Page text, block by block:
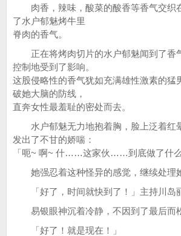
肉香，辣味，酸菜的酸香等香气交织
了水户郁魅烤牛里
脊肉的香气。
正在将烤肉切片的水户郁魅闻到了香
控制地受到了影响。
这股侵略性的香气犹如充满雄性激素的猛
破她大脑的防线，
直奔女性最羞耻的密处而去。
水户郁魅无力地抱着胸，脸上泛着红
发出了不甘的娇喘：
「呃~ 啊~ 什……这家伙……到底做了什
她强忍着这种怪异的感觉，继续处理她
「好了，时间就快到了！」主持川岛丽
易银眼神沉着冷静，不因到了最后而
「好了！就是现在！」